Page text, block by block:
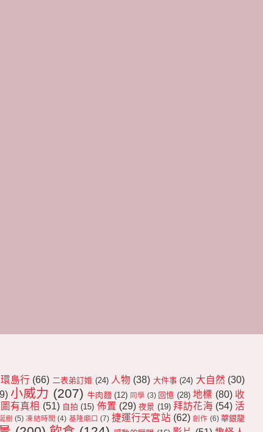
島行 (66) 二表弟訂婚 (24) 人物 (38) 大件事 (24) 大自然 (30)
小威力 (207) 牛肉麵 (12) 同學 (3) 回憶 (28) 地標 (80) 收
有真相 (51) 自拍 (15) 佈置 (29) 夜景 (19) 拜訪花海 (54) 活
樹 (5) 凍結時間 (4) 基隆廟口 (7) 捷運行天宮站 (62) 創作 (6) 華銀龍